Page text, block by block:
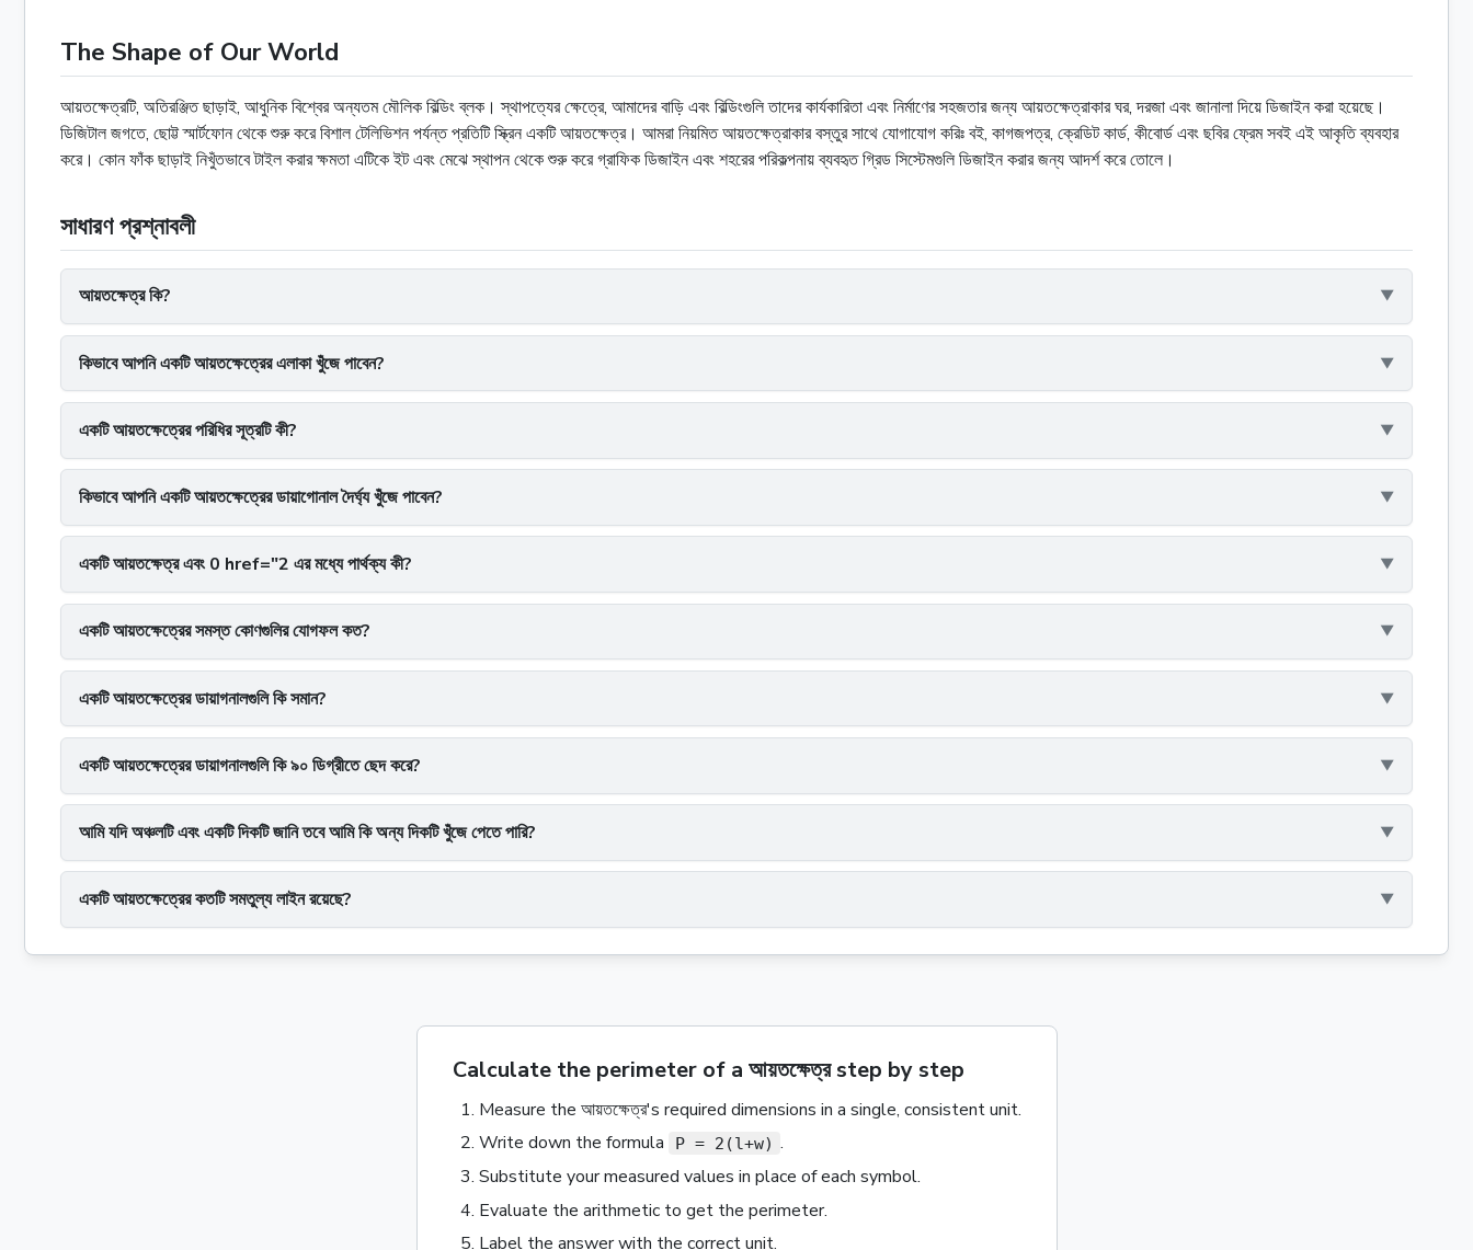
The Shape of Our World
আয়তক্ষেত্রটি, অতিরঞ্জিত ছাড়াই, আধুনিক বিশ্বের অন্যতম মৌলিক বিল্ডিং ব্লক। স্থাপত্যের ক্ষেত্রে, আমাদের বাড়ি এবং বিল্ডিংগুলি তাদের কার্যকারিতা এবং নির্মাণের সহজতার জন্য আয়তক্ষেত্রাকার ঘর, দরজা এবং জানালা দিয়ে ডিজাইন করা হয়েছে।
ডিজিটাল জগতে, ছোট্ট স্মার্টফোন থেকে শুরু করে বিশাল টেলিভিশন পর্যন্ত প্রতিটি স্ক্রিন একটি আয়তক্ষেত্র। আমরা নিয়মিত আয়তক্ষেত্রাকার বস্তুর সাথে যোগাযোগ করিঃ বই, কাগজপত্র, ক্রেডিট কার্ড, কীবোর্ড এবং ছবির ফ্রেম সবই এই আকৃতি ব্যবহার
করে। কোন ফাঁক ছাড়াই নিখুঁতভাবে টাইল করার ক্ষমতা এটিকে ইট এবং মেঝে স্থাপন থেকে শুরু করে গ্রাফিক ডিজাইন এবং শহরের পরিকল্পনায় ব্যবহৃত গ্রিড সিস্টেমগুলি ডিজাইন করার জন্য আদর্শ করে তোলে।
সাধারণ প্রশ্নাবলী
আয়তক্ষেত্র কি?
কিভাবে আপনি একটি আয়তক্ষেত্রের এলাকা খুঁজে পাবেন?
একটি আয়তক্ষেত্রের পরিধির সূত্রটি কী?
কিভাবে আপনি একটি আয়তক্ষেত্রের ডায়াগোনাল দৈর্ঘ্য খুঁজে পাবেন?
একটি আয়তক্ষেত্র এবং 0 href="2 এর মধ্যে পার্থক্য কী?
একটি আয়তক্ষেত্রের সমস্ত কোণগুলির যোগফল কত?
একটি আয়তক্ষেত্রের ডায়াগনালগুলি কি সমান?
একটি আয়তক্ষেত্রের ডায়াগনালগুলি কি ৯০ ডিগ্রীতে ছেদ করে?
আমি যদি অঞ্চলটি এবং একটি দিকটি জানি তবে আমি কি অন্য দিকটি খুঁজে পেতে পারি?
একটি আয়তক্ষেত্রের কতটি সমতুল্য লাইন রয়েছে?
Calculate the perimeter of a আয়তক্ষেত্র step by step
Measure the আয়তক্ষেত্র's required dimensions in a single, consistent unit.
Write down the formula
P = 2(l+w) .
Substitute your measured values in place of each symbol.
Evaluate the arithmetic to get the perimeter.
Label the answer with the correct unit.